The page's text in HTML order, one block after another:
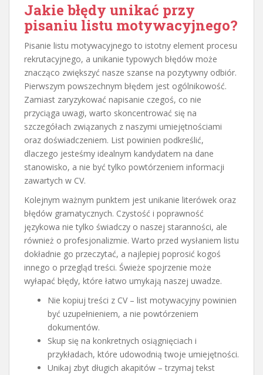
Jakie błędy unikać przy
pisaniu listu motywacyjnego?
Pisanie listu motywacyjnego to istotny element procesu
rekrutacyjnego, a unikanie typowych błędów może
znacząco zwiększyć nasze szanse na pozytywny odbiór.
Pierwszym powszechnym błędem jest ogólnikowość.
Zamiast zaryzykować napisanie czegoś, co nie
przyciąga uwagi, warto skoncentrować się na
szczegółach związanych z naszymi umiejętnościami
oraz doświadczeniem. List powinien podkreślić,
dlaczego jesteśmy idealnym kandydatem na dane
stanowisko, a nie być tylko powtórzeniem informacji
zawartych w CV.
Kolejnym ważnym punktem jest unikanie literówek oraz
błędów gramatycznych. Czystość i poprawność
językowa nie tylko świadczy o naszej staranności, ale
również o profesjonalizmie. Warto przed wysłaniem listu
dokładnie go przeczytać, a najlepiej poprosić kogoś
innego o przegląd treści. Świeże spojrzenie może
wyłapać błędy, które łatwo umykają naszej uwadze.
Nie kopiuj treści z CV – list motywacyjny powinien
być uzupełnieniem, a nie powtórzeniem
dokumentów.
Skup się na konkretnych osiągnięciach i
przykładach, które udowodnią twoje umiejętności.
Unikaj zbyt długich akapitów – trzymaj tekst